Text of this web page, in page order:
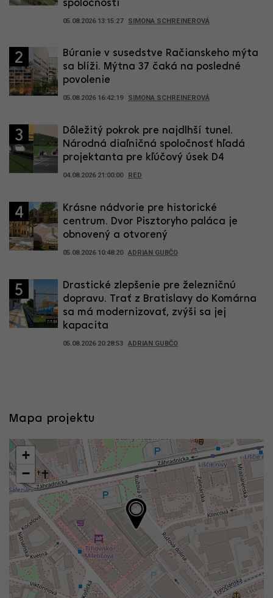
spoločnosti
05.08.2026 13:15:27 SIMONA SCHREINEROVÁ
2
Búranie v susedstve Račianskeho mýta
sa blíži. Mýtna 37 čaká na posledné
povolenie
05.08.2026 16:42:19 SIMONA SCHREINEROVÁ
3
Dôležitý pokrok pre najdlhší tunel.
Národná diaľničná spoločnosť hľadá
projektanta pre kľúčový úsek D4
04.08.2026 21:00:00 RED
4
Krásne nádvorie pre historické
centrum. Dvor Pisztoryho paláca je
obnovený a otvorený
05.08.2026 10:48:20 ADRIAN GUBČO
5
Drastické zlepšenie pre železničnú
dopravu. Trať z Bratislavy do Komárna
sa má modernizovať, zvýši sa jej
kapacita
05.08.2026 20:28:53 ADRIAN GUBČO
Mapa projektu
+
−